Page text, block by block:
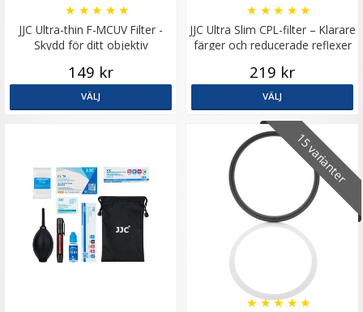
JJC Ultra-thin F-MCUV Filter -
Skydd för ditt objektiv
★ ★ ★ ★ ★
149 kr
VÄLJ
JJC Ultra Slim CPL-filter – Klarare
färger och reducerade reflexer
★ ★ ★ ★ ★
219 kr
VÄLJ
15 varianter
★★★★ ★